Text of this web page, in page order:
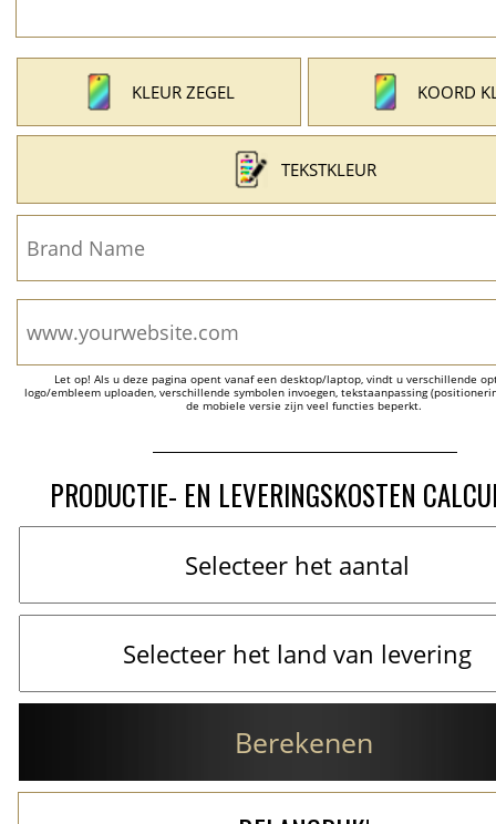
KLEUR ZEGEL KOORD
TEKSTKLEUR
Let op! Als u deze pagina opent vanaf een desktop/laptop, vindt u verschillende
logo/embleem uploaden, verschillende symbolen invoegen, tekstaanpassing
de mobiele versie zijn veel functies beperkt.
PRODUCTIE- EN LEVERINGSKOSTEN
Berekenen